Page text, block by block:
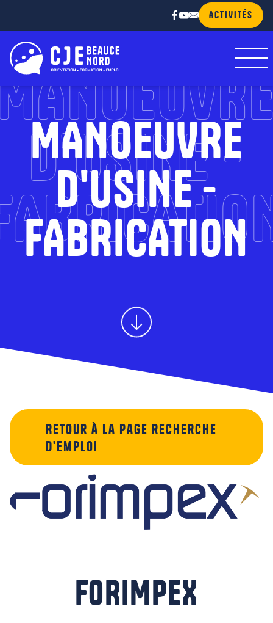
ACTIVITÉS
D'USINE -
MANOEUVRE
D'USINE -
FABRICATION
Retour à la page recherche
d'emploi
FORIMPEX